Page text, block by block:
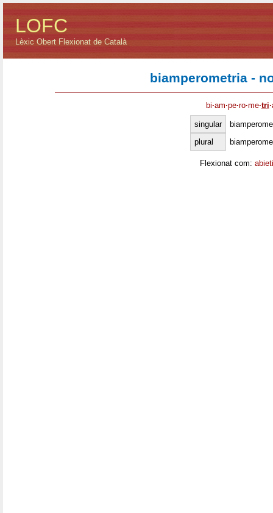
LOFC
Lèxic Obert Flexionat de Català
biamperometria -
bi·am·pe·ro·me·tri·
singular
plural
Flexionat com: